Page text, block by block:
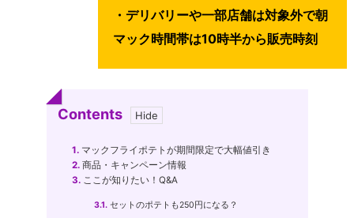
・デリバリーや一部店舗は対象外で朝
マック時間帯は10時半から販売時刻
Contents
1.マックフライポテトが期間限定で大幅値引き
2.商品・キャンペーン情報
3.ここが知りたい！Q&A
3.1.セットのポテトも250円になる？